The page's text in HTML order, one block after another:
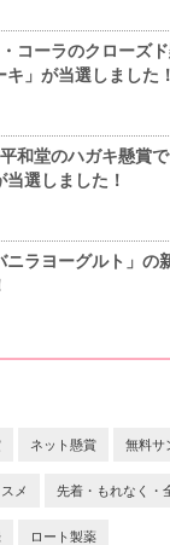
コーラのクローズ
キ」が当選しました！
和堂のハガキ懸賞
選しました！
ニラヨーグルト」の
ネット懸賞 無料サ
メ 先着・もれなく・
ロート製薬